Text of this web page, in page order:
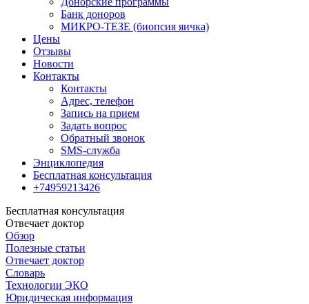
Банк доноров
МИКРО-ТЕЗЕ (биопсия яичка)
Цены
Отзывы
Новости
Контакты
Контакты
Адрес, телефон
Запись на прием
Задать вопрос
Обратный звонок
SMS-служба
Энциклопедия
Бесплатная консультация
+74959213426
Бесплатная консультация
Отвечает доктор
Обзор
Полезные статьи
Отвечает доктор
Словарь
Технологии ЭКО
Юридическая информация